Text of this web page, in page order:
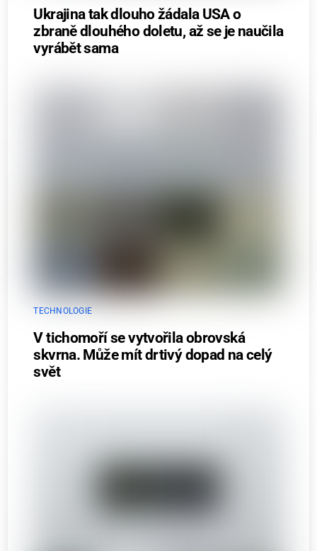
Ukrajina tak dlouho žádala USA o
zbraně dlouhého doletu, až se je naučila
vyrábět sama
TECHNOLOGIE
V tichomoří se vytvořila obrovská
skvrna. Může mít drtivý dopad na celý
svět